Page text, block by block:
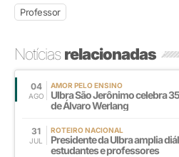
Professor
Notíciasrelacionadas
04
AGO
AMOR PELO ENSINO
Ulbra São Jerônimo celebra
de Álvaro Werlang
31
JUL
ROTEIRO NACIONAL
Presidente da Ulbra amplia
estudantes e professores